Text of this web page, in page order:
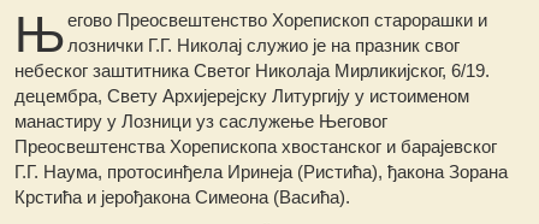
Његово Преосвештенство Хорепископ старорашки и
лознички Г.Г. Николај служио је на празник свог
небеског заштитника Светог Николаја Мирликијског, 6/19.
децембра, Свету Архијерејску Литургију у истоименом
манастиру у Лозници уз саслужење Његовог
Преосвештенства Хорепископа хвостанског и барајевског
Г.Г. Наума, протосинђела Иринеја (Ристића), ђакона Зорана
Крстића и јерођакона Симеона (Васића).